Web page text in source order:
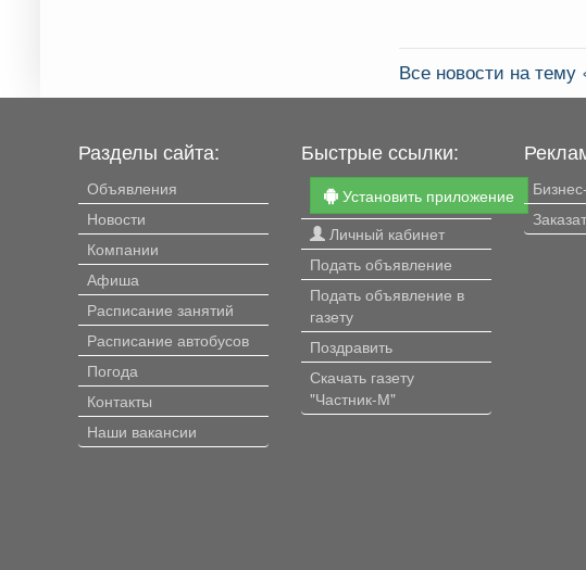
Все новости на тему
Разделы сайта:
Объявления
Новости
Компании
Афиша
Расписание занятий
Расписание автобусов
Погода
Контакты
Наши вакансии
Быстрые ссылки:
Установить приложение
Личный кабинет
Подать объявление
Подать объявление в
газету
Поздравить
Скачать газету
"Частник-М"